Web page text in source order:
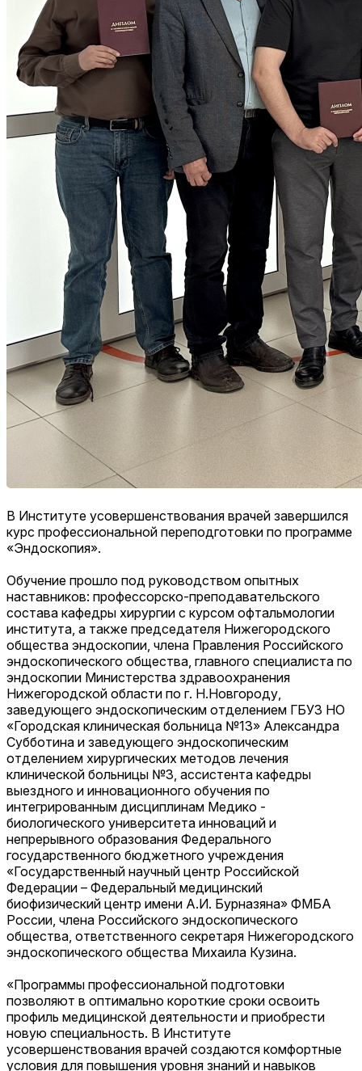
В Институте усовершенствования врачей завершился
курс профессиональной переподготовки по программе
«Эндоскопия».
Обучение прошло под руководством опытных
наставников: профессорско-преподавательского
состава кафедры хирургии с курсом офтальмологии
института, а также председателя Нижегородского
общества эндоскопии, члена Правления Российского
эндоскопического общества, главного специалиста по
эндоскопии Министерства здравоохранения
Нижегородской области по г. Н.Новгороду,
заведующего эндоскопическим отделением ГБУЗ НО
«Городская клиническая больница №13» Александра
Субботина и заведующего эндоскопическим
отделением хирургических методов лечения
клинической больницы №3, ассистента кафедры
выездного и инновационного обучения по
интегрированным дисциплинам Медико -
биологического университета инноваций и
непрерывного образования Федерального
государственного бюджетного учреждения
«Государственный научный центр Российской
Федерации – Федеральный медицинский
биофизический центр имени А.И. Бурназяна» ФМБА
России, члена Российского эндоскопического
общества, ответственного секретаря Нижегородского
эндоскопического общества Михаила Кузина.
«Программы профессиональной подготовки
позволяют в оптимально короткие сроки освоить
профиль медицинской деятельности и приобрести
новую специальность. В Институте
усовершенствования врачей создаются комфортные
условия для повышения уровня знаний и навыков